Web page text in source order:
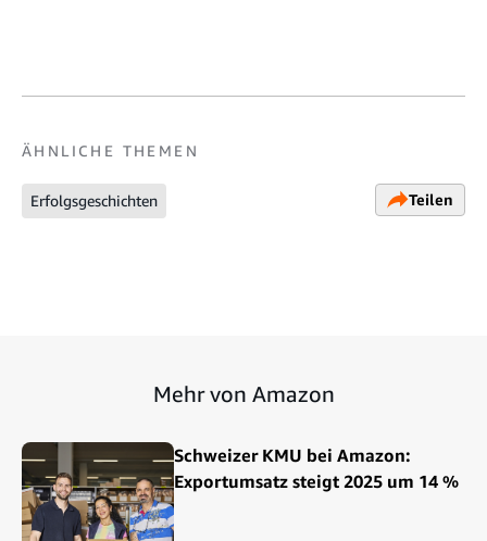
ÄHNLICHE THEMEN
Erfolgsgeschichten Teilen
Mehr von Amazon
Schweizer KMU bei Amazon:
Exportumsatz steigt 2025 um 14 %